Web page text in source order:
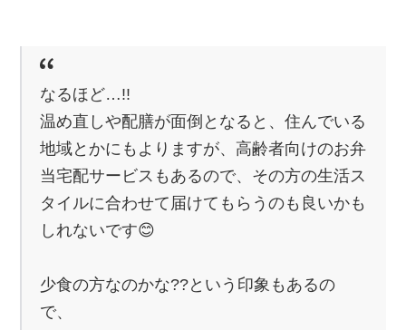
なるほど…!!
温め直しや配膳が面倒となると、住んでいる
地域とかにもよりますが、高齢者向けのお弁
当宅配サービスもあるので、その方の生活ス
タイルに合わせて届けてもらうのも良いかも
しれないです😊
少食の方なのかな??という印象もあるの
で、